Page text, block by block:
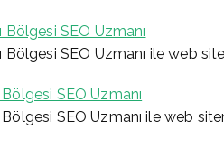
Bölgesi SEO Uzmanı
Bölgesi SEO Uzmanı ile web
SEO Uzmanı
SEO Uzmanı ile web